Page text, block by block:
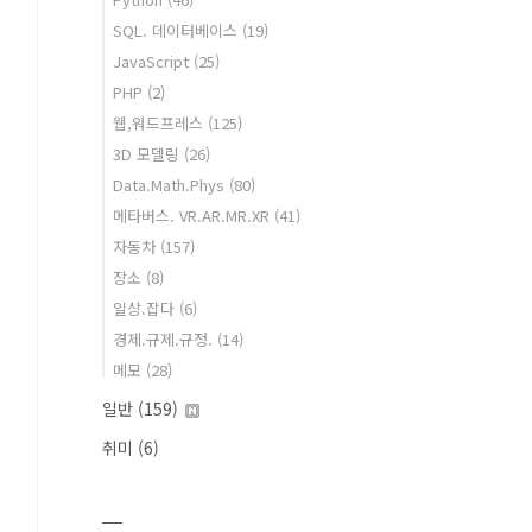
SQL. 데이터베이스 (19)
JavaScript (25)
PHP (2)
웹,워드프레스 (125)
3D 모델링 (26)
Data.Math.Phys (80)
메타버스. VR.AR.MR.XR (41)
자동차 (157)
장소 (8)
일상.잡다 (6)
경제.규제.규정. (14)
메모 (28)
일반 (159)
취미 (6)